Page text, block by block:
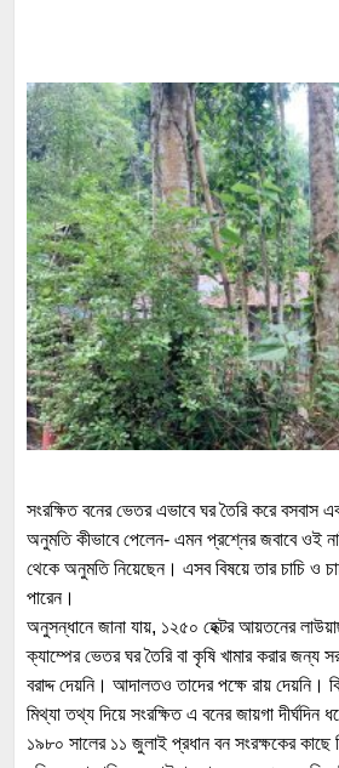
সংরক্ষিত বনের ভেতর এভাবে ঘর তৈরি করে বসবাস
অনুমতি কীভাবে পেলেন- এমন প্রশ্নের জবাবে ওই
থেকে অনুমতি নিয়েছেন। এসব বিষয়ে তার চাচি ও
পারেন।
অনুসন্ধানে জানা যায়, ১২৫০ হেক্টর আয়তনের
ক্যাম্পের ভেতর ঘর তৈরি বা কৃষি খামার করার জন্য
বরাদ্দ দেয়নি। আদালতও তাদের পক্ষে রায় দেয়নি।
মিথ্যা তথ্য দিয়ে সংরক্ষিত এ বনের জায়গা দীর্ঘদিন
১৯৮০ সালের ১১ জুলাই প্রধান বন সংরক্ষকের